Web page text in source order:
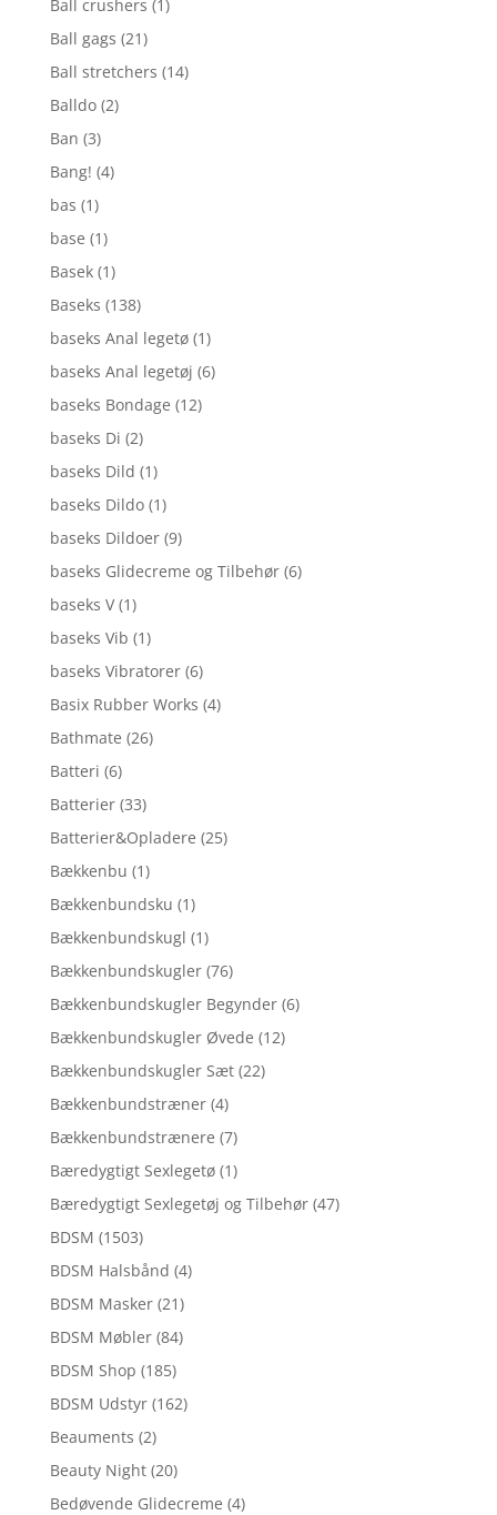
Ball crushers (1)
Ball gags (21)
Ball stretchers (14)
Balldo (2)
Ban (3)
Bang! (4)
bas (1)
base (1)
Basek (1)
Baseks (138)
baseks Anal legetø (1)
baseks Anal legetøj (6)
baseks Bondage (12)
baseks Di (2)
baseks Dild (1)
baseks Dildo (1)
baseks Dildoer (9)
baseks Glidecreme og Tilbehør (6)
baseks V (1)
baseks Vib (1)
baseks Vibratorer (6)
Basix Rubber Works (4)
Bathmate (26)
Batteri (6)
Batterier (33)
Batterier&Opladere (25)
Bækkenbu (1)
Bækkenbundsku (1)
Bækkenbundskugl (1)
Bækkenbundskugler (76)
Bækkenbundskugler Begynder (6)
Bækkenbundskugler Øvede (12)
Bækkenbundskugler Sæt (22)
Bækkenbundstræner (4)
Bækkenbundstrænere (7)
Bæredygtigt Sexlegetø (1)
Bæredygtigt Sexlegetøj og Tilbehør (47)
BDSM (1503)
BDSM Halsbånd (4)
BDSM Masker (21)
BDSM Møbler (84)
BDSM Shop (185)
BDSM Udstyr (162)
Beauments (2)
Beauty Night (20)
Bedøvende Glidecreme (4)